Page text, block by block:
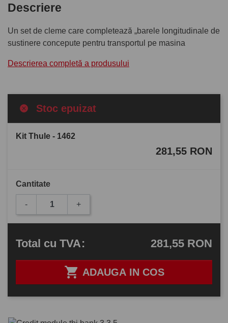
Descriere
Un set de cleme care completează „barele longitudinale de
sustinere concepute pentru transportul pe masina
Descrierea completă a produsului
Stoc epuizat
Kit Thule - 1462
281,55 RON
Cantitate
- +
 ADAUGA IN COS
Total cu TVA: 281,55 RON